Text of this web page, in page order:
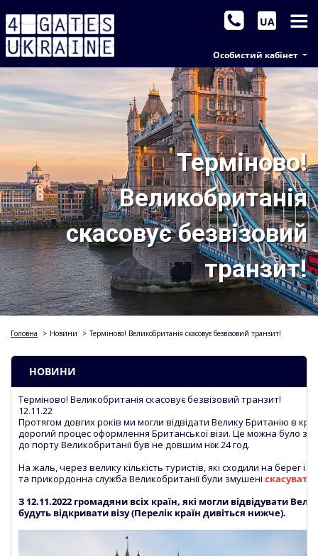
Особистий кабінет
UA
Терміново!
Великобританія
скасовує безвізовий
транзит!
Головна > Новини > Терміново! Великобританія скасовує безвізовий транзит!
НОВИНИ
Терміново! Великобританія скасовує безвізовий транзит!
12.11.22
Протягом довгих років ми могли відвідати Велику Британію в
дорогий процес оформлення Британської візи. Це можна було
до порту Великобританії був не довшим ніж 24 год.
На жаль, через велику кількість туристів, які сходили на берег і
та прикордонна служба Великобританії були змушені скасувати
З 12.11.2022 громадяни всіх країн, які могли відвідувати
будуть відкривати візу (Перелік країн дивіться нижче).